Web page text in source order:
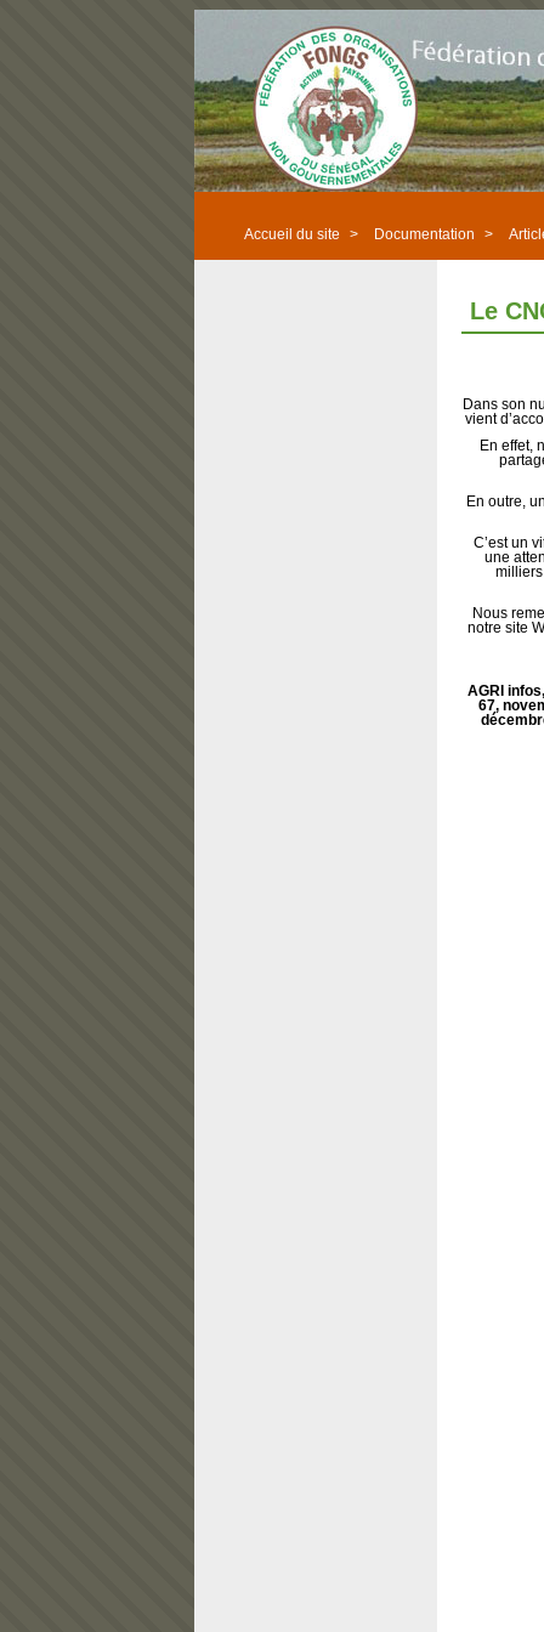
Accueil du site > Documentation >
Le
Dans son
vient
En effet,
En outre,
C’est un
une
Nous
notre site
AGRI
67,